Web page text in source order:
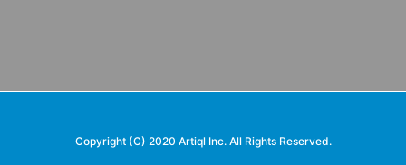
Copyright (C) 2020 Artiql Inc. All Rights Reserved.